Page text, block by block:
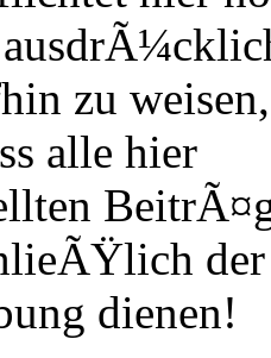
zu weisen,
alle hier
der
dienen!